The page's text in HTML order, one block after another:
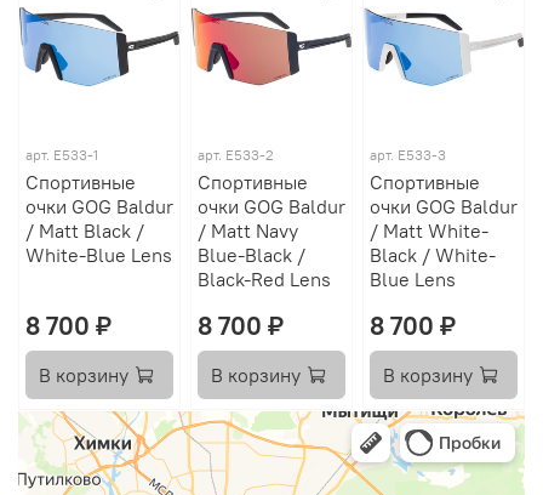
арт. E533-1
Спортивные
очки GOG Baldur
/ Matt Black /
White-Blue Lens
8 700 ₽
В корзину
арт. E533-2
Спортивные
очки GOG Baldur
/ Matt Navy
Blue-Black /
Black-Red Lens
8 700 ₽
В корзину
арт. E533-3
Спортивные
очки GOG Baldur
/ Matt White-
Black / White-
Blue Lens
8 700 ₽
В корзину